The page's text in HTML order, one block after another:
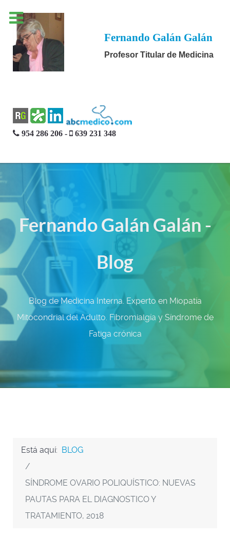
Fernando Galán Galán
Profesor Titular de Medicina
954 286 206 - 639 231 348
Fernando Galán Galán -
Blog
Blog de Medicina Interna. Experto en Miopatía
Mitocondrial del Adulto. Fibromialgía y Síndrome de
Fatiga crónica
Está aquí: BLOG
SÍNDROME OVARIO POLIQUÍSTICO: NUEVAS
PAUTAS PARA EL DIAGNOSTICO Y
TRATAMIENTO, 2018